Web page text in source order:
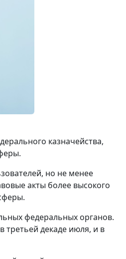
казначейства,
но не менее
акты более высокого
федеральных органов.
декаде июля, и в